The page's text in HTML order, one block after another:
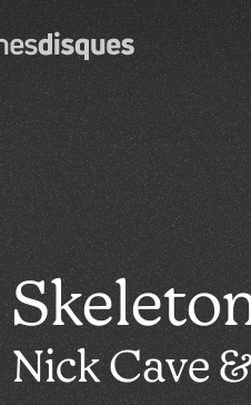
Nick Cave